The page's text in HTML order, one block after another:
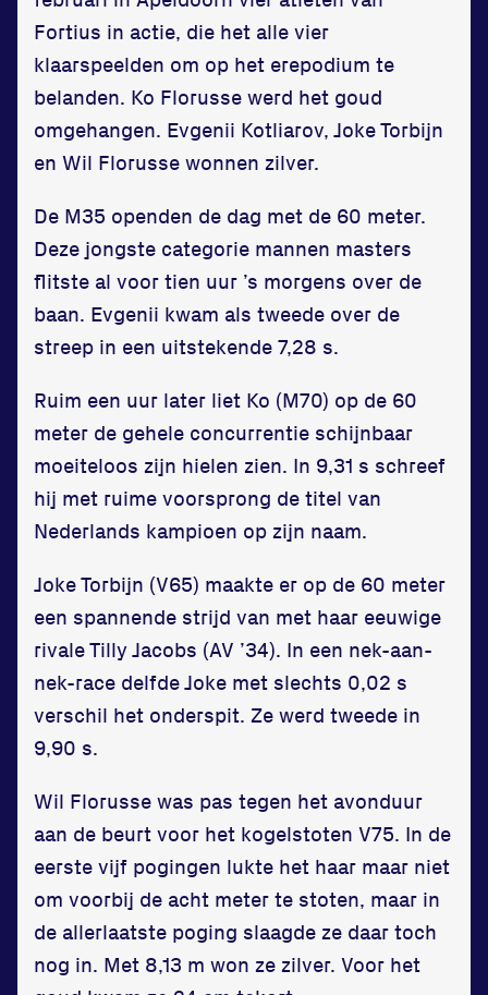
Contact
Locatie
Sportpark Reeweg
Halmaheiraplein 35
3312 GH Dordrecht
Bekijk locatie
Informatie
Privacy en cookies
Huisregels
Vraag en contact
Fortius in actie, die het alle vier
klaarspeelden om op het erepodium te
belanden. Ko Florusse werd het goud
omgehangen. Evgenii Kotliarov, Joke Torbijn
en Wil Florusse wonnen zilver.
De M35 openden de dag met de 60 meter.
Deze jongste categorie mannen masters
flitste al voor tien uur ’s morgens over de
baan. Evgenii kwam als tweede over de
streep in een uitstekende 7,28 s.
Ruim een uur later liet Ko (M70) op de 60
meter de gehele concurrentie schijnbaar
moeiteloos zijn hielen zien. In 9,31 s schreef
hij met ruime voorsprong de titel van
Nederlands kampioen op zijn naam.
Joke Torbijn (V65) maakte er op de 60 meter
een spannende strijd van met haar eeuwige
rivale Tilly Jacobs (AV ’34). In een nek-aan-
nek-race delfde Joke met slechts 0,02 s
verschil het onderspit. Ze werd tweede in
9,90 s.
Wil Florusse was pas tegen het avonduur
aan de beurt voor het kogelstoten V75. In de
eerste vijf pogingen lukte het haar maar niet
om voorbij de acht meter te stoten, maar in
de allerlaatste poging slaagde ze daar toch
nog in. Met 8,13 m won ze zilver. Voor het